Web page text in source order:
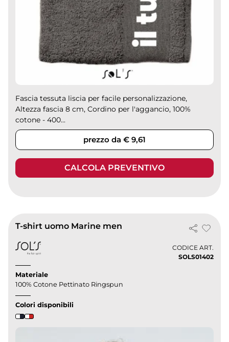
Fascia tessuta liscia per facile personalizzazione,
Altezza fascia 8 cm, Cordino per l'aggancio, 100%
cotone - 400...
prezzo da € 9,61
CALCOLA PREVENTIVO
T-shirt uomo Marine men
CODICE ART.
SOLS01402
Materiale
100% Cotone Pettinato Ringspun
Colori disponibili